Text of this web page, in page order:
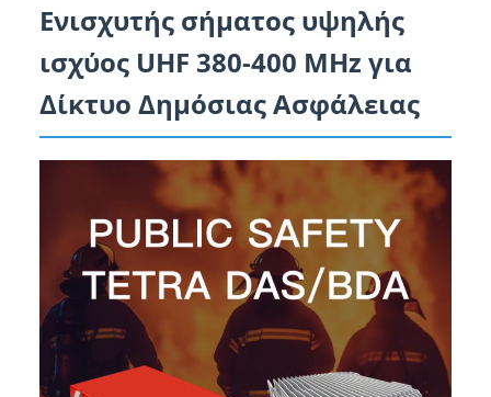
Ενισχυτής σήματος υψηλής
ισχύος UHF 380-400 MHz για
Δίκτυο Δημόσιας Ασφάλειας